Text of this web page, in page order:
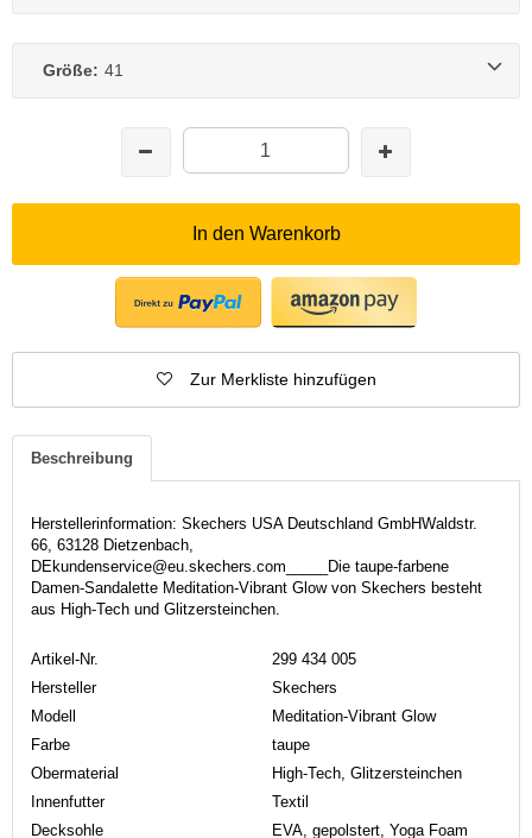
Größe: 41
In den Warenkorb
Zur Merkliste hinzufügen
Beschreibung
Herstellerinformation: Skechers USA Deutschland GmbHWaldstr.
66, 63128 Dietzenbach,
DEkundenservice@eu.skechers.com_____Die taupe-farbene
Damen-Sandalette Meditation-Vibrant Glow von Skechers besteht
aus High-Tech und Glitzersteinchen.
Artikel-Nr.
299 434 005
Hersteller
Skechers
Modell
Meditation-Vibrant Glow
Farbe
taupe
Obermaterial
High-Tech, Glitzersteinchen
Innenfutter
Textil
Decksohle
EVA, gepolstert, Yoga Foam